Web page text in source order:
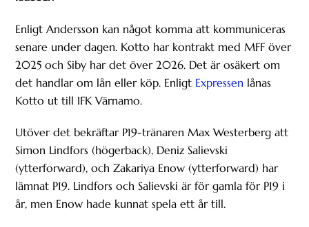
Enligt Andersson kan något komma att kommuniceras
senare under dagen. Kotto har kontrakt med MFF över
2025 och Siby har det över 2026. Det är osäkert om
det handlar om lån eller köp. Enligt Expressen lånas
Kotto ut till IFK Värnamo.
Utöver det bekräftar P19-tränaren Max Westerberg att
Simon Lindfors (högerback), Deniz Salievski
(ytterforward), och Zakariya Enow (ytterforward) har
lämnat P19. Lindfors och Salievski är för gamla för P19 i
år, men Enow hade kunnat spela ett år till.